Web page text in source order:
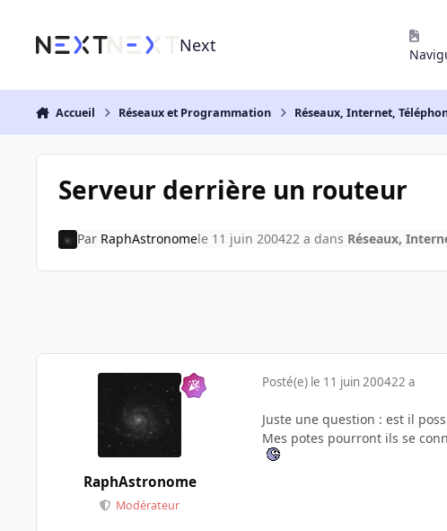
Next
Accueil Réseaux et Programmation Réseaux, Internet,
Serveur derrière un routeur
Par RaphAstronomele 11 juin 200422 a dans Réseaux,
RaphAstronome
Modérateur
Posté(e) le 11 juin 200422 a
Juste une question : est il
Mes potes pourront ils se